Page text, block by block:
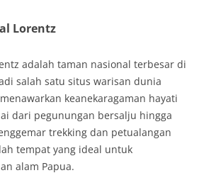
Lorentz
adalah taman nasional terbesar di
salah satu situs warisan dunia
keanekaragaman hayati
dari pegunungan bersalju hingga
trekking dan petualangan
tempat yang ideal untuk
alam Papua.